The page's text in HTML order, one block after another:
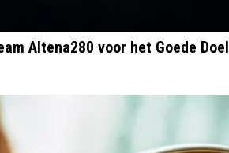
Altena280 voor het Goede Doel